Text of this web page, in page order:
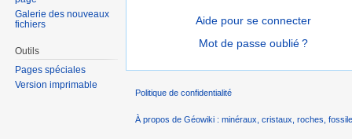
Aide pour se connecter
Mot de passe oublié ?
Galerie des nouveaux
fichiers
Outils
Pages spéciales
Version imprimable
Politique de confidentialité
À propos de Géowiki : minéraux, cristaux, roches,